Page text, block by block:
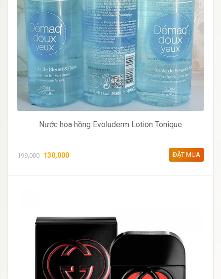
Nước hoa hồng Evoluderm Lotion Tonique
199,000 130,000 ĐẶT MUA